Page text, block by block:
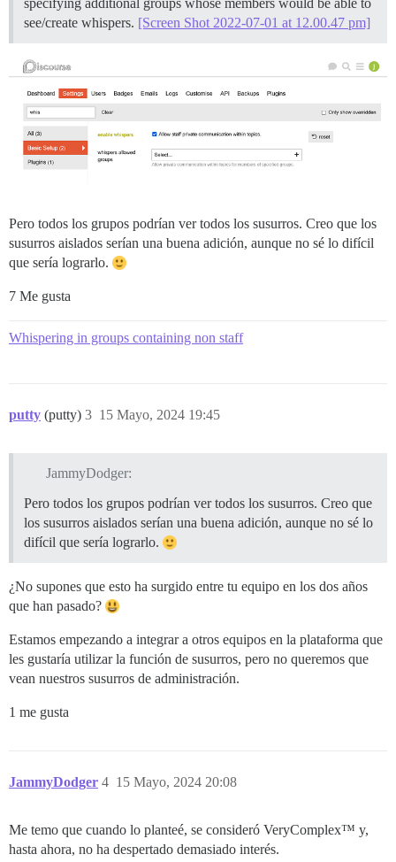
specifying additional groups whose members would be able to
see/create whispers. [Screen Shot 2022-07-01 at 12.00.47 pm]
Pero todos los grupos podrían ver todos los susurros. Creo que los
susurros aislados serían una buena adición, aunque no sé lo difícil
que sería lograrlo.
7 Me gusta
Whispering in groups containing non staff
putty (putty) 15 Mayo, 2024 19:45
3
JammyDodger:
Pero todos los grupos podrían ver todos los susurros. Creo que
los susurros aislados serían una buena adición, aunque no sé lo
difícil que sería lograrlo.
¿No supones que esto ha surgido entre tu equipo en los dos años
que han pasado?
Estamos empezando a integrar a otros equipos en la plataforma que
les gustaría utilizar la función de susurros, pero no queremos que
vean nuestros susurros de administración.
1 me gusta
JammyDodger 15 Mayo, 2024 20:08
4
Me temo que cuando lo planteé, se consideró VeryComplex™ y,
hasta ahora, no ha despertado demasiado interés.